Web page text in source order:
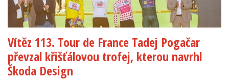
Vítěz 113. Tour de France Tadej Pogačar
převzal křišťálovou trofej, kterou navrhl
Škoda Design